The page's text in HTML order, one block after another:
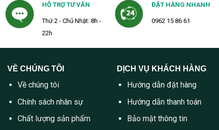
HỖ TRỢ TƯ VẤN
Thứ 2 - Chủ Nhật: 8h -
22h
ĐẶT HÀNG NHANH
0962 15 86 61
VỀ CHÚNG TÔI
Về chúng tôi
Chính sách nhân sự
Chất lượng sản phẩm
DỊCH VỤ KHÁCH HÀNG
Hướng dẫn đặt hàng
Hướng dẫn thanh toán
Bảo mật thông tin